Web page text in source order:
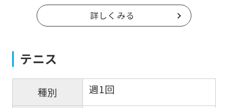
詳しくみる
テニス
種別 週1回